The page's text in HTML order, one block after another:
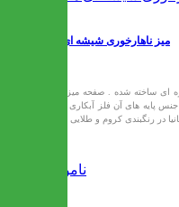
میز ناهارخوری شیشه ای هانیا
ای ساخته شده . صفحه میز این
میباشد و جنس پایه های آن فلز آبکاری شده
ناموجود